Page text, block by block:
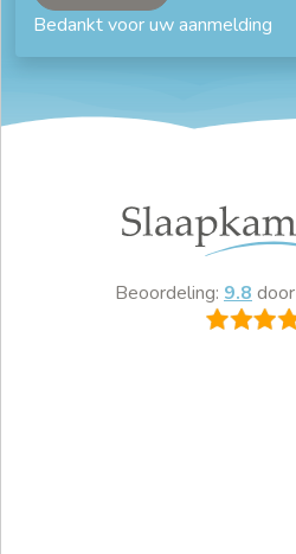
Bedankt voor uw aanmelding
Beoordeling: 9.8 door